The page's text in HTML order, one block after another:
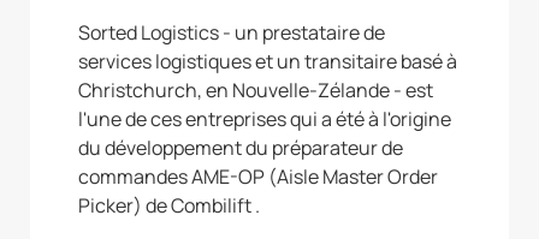
Sorted Logistics - un prestataire de
services logistiques et un transitaire basé à
Christchurch, en Nouvelle-Zélande - est
l'une de ces entreprises qui a été à l'origine
du développement du préparateur de
commandes AME-OP (Aisle Master Order
Picker) de Combilift .